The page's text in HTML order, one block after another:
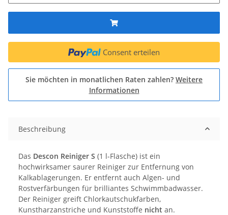
Consent erteilen
Sie möchten in monatlichen Raten zahlen? Weitere
Informationen
Beschreibung
Das Descon Reiniger S (1 l-Flasche) ist ein
hochwirksamer saurer Reiniger zur Entfernung von
Kalkablagerungen. Er entfernt auch Algen- und
Rostverfärbungen für brilliantes Schwimmbadwasser.
Der Reiniger greift Chlorkautschukfarben,
Kunstharzanstriche und Kunststoffe nicht an.